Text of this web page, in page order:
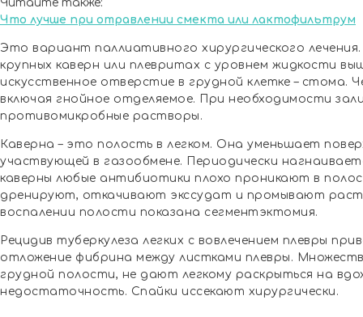
Читайте также:
Что лучше при отравлении смекта или лактофильтрум
Это вариант паллиативного хирургического
крупных каверн или плевритах с уровнем жидкости
искусственное отверстие в грудной клетке – стома.
включая гнойное отделяемое. При необходимости
противомикробные растворы.
Каверна – это полость в легком. Она уменьшает
участвующей в газообмене. Периодически
каверны любые антибиотики плохо проникают в
дренируют, откачивают экссудат и промывают
воспалении полости показана сегментэктомия.
Рецидив туберкулеза легких с вовлечением плевры
отложение фибрина между листками плевры.
грудной полости, не дают легкому раскрыться на
недостаточность. Спайки иссекают хирургически.